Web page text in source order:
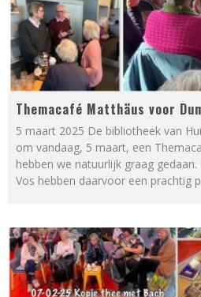
Themacafé Matthäus voor
5 maart 2025 De bibliotheek van
om vandaag, 5 maart, een
hebben we natuurlijk graag gedaan.
Vos hebben daarvoor een prachtig p